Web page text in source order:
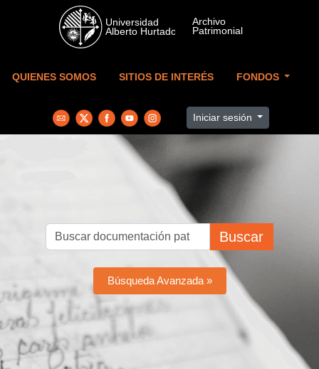
Skip to main content
QUIENES SOMOS SITIOS DE INTERÉS FONDOS
Iniciar sesión
Buscar
Búsqueda Avanzada »